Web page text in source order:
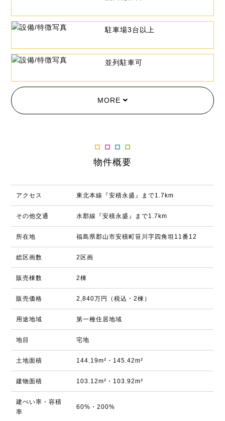
駐車場3台以上
並列駐車可
MORE
物件概要
アクセス 東北本線『安積永盛』まで1.7km
その他交通 水郡線『安積永盛』まで1.7km
所在地 福島県郡山市安積町笹川字四角坦11番12
総区画数 2区画
販売棟数 2棟
販売価格 2,840万円（税込・2棟）
用途地域 第一種住居地域
地目 宅地
土地面積 144.19m²・145.42m²
建物面積 103.12m²・103.92m²
建ぺい率・容積
率
60%・200%